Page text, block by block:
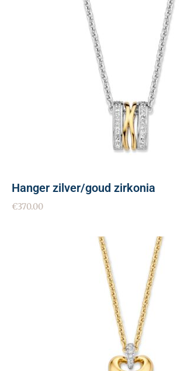
Hanger zilver/goud zirkonia
€370.00